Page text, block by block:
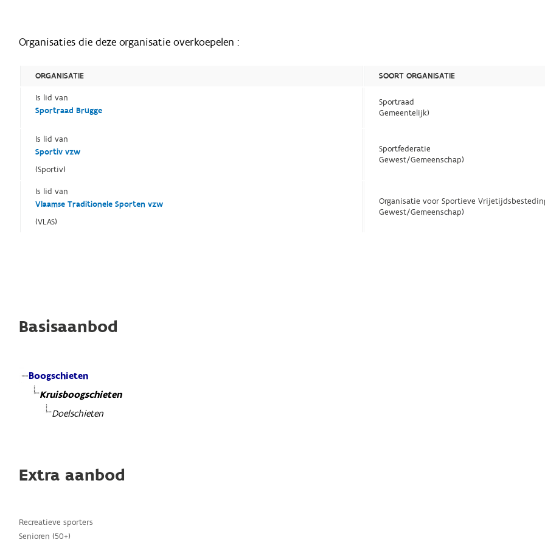
Organisaties die deze organisatie overkoepelen :
ORGANISATIE
SOORT ORGANISATIE
Is lid van
Sportraad Brugge
Sportraad
Gemeentelijk)
Is lid van
Sportiv vzw
(Sportiv)
Sportfederatie
Gewest/Gemeenschap)
Is lid van
Vlaamse Traditionele Sporten vzw
(VLAS)
Organisatie voor Sportieve
Gewest/Gemeenschap)
Basisaanbod
Boogschieten
Kruisboogschieten
Doelschieten
Extra aanbod
Recreatieve sporters
Senioren (50+)